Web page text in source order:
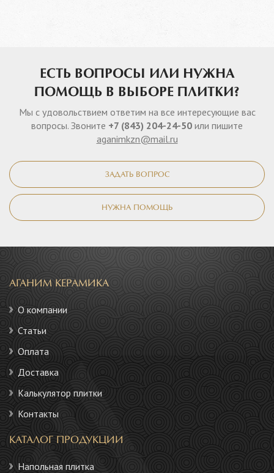
ЕСТЬ ВОПРОСЫ ИЛИ НУЖНА
ПОМОЩЬ В ВЫБОРЕ ПЛИТКИ?
Мы с удовольствием ответим на все интересующие вас
вопросы. Звоните +7 (843) 204-24-50 или пишите
aganimkzn@mail.ru
ЗАДАТЬ ВОПРОС
НУЖНА ПОМОЩЬ
АГАНИМ КЕРАМИКА
О компании
Статьи
Оплата
Доставка
Калькулятор плитки
Контакты
КАТАЛОГ ПРОДУКЦИИ
Напольная плитка